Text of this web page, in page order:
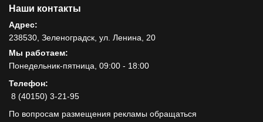
Наши контакты
Адрес:
238530, Зеленоградск, ул. Ленина, 20
Мы работаем:
Понедельник-пятница, 09:00 - 18:00
Телефон:
8 (40150) 3-21-95
По вопросам размещения рекламы обращаться